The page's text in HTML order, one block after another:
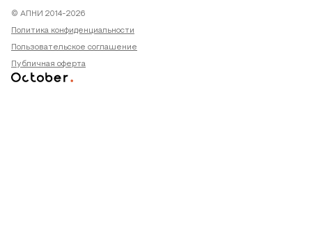
© АПНИ 2014-2026
Политика конфиденциальности
Пользовательское соглашение
Публичная оферта